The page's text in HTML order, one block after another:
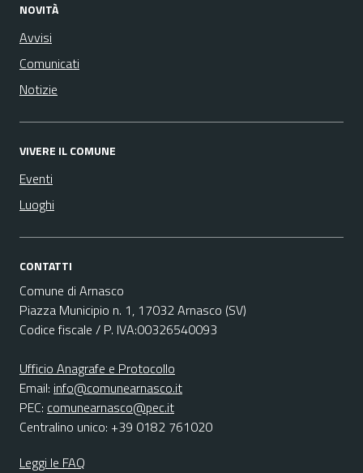
NOVITÀ
Avvisi
Comunicati
Notizie
VIVERE IL COMUNE
Eventi
Luoghi
CONTATTI
Comune di Arnasco
Piazza Municipio n. 1, 17032 Arnasco (SV)
Codice fiscale / P. IVA:00326540093
Ufficio Anagrafe e Protocollo
Email: info@comunearnasco.it
PEC: comunearnasco@pec.it
Centralino unico: +39 0182 761020
Leggi le FAQ